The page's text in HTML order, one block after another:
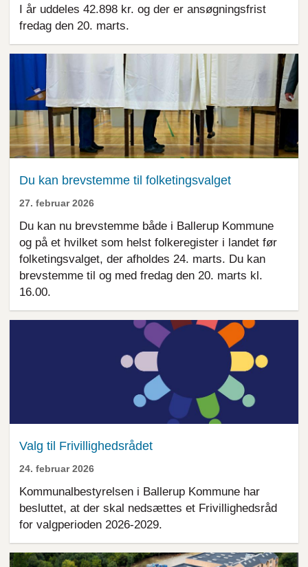
I år uddeles 42.898 kr. og der er ansøgningsfrist
fredag den 20. marts.
Du kan brevstemme til folketingsvalget
27. februar 2026
Du kan nu brevstemme både i Ballerup Kommune
og på et hvilket som helst folkeregister i landet før
folketingsvalget, der afholdes 24. marts. Du kan
brevstemme til og med fredag den 20. marts kl.
16.00.
Valg til Frivillighedsrådet
24. februar 2026
Kommunalbestyrelsen i Ballerup Kommune har
besluttet, at der skal nedsættes et Frivillighedsråd
for valgperioden 2026-2029.